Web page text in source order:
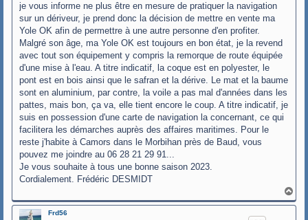
je vous informe ne plus être en mesure de pratiquer la navigation
sur un dériveur, je prend donc la décision de mettre en vente ma
Yole OK afin de permettre à une autre personne d'en profiter.
Malgré son âge, ma Yole OK est toujours en bon état, je la revend
avec tout son équipement y compris la remorque de route équipée
d'une mise à l'eau. A titre indicatif, la coque est en polyester, le
pont est en bois ainsi que le safran et la dérive. Le mat et la baume
sont en aluminium, par contre, la voile a pas mal d'années dans les
pattes, mais bon, ça va, elle tient encore le coup. A titre indicatif, je
suis en possession d'une carte de navigation la concernant, ce qui
facilitera les démarches auprès des affaires maritimes. Pour le
reste j'habite à Camors dans le Morbihan près de Baud, vous
pouvez me joindre au 06 28 21 29 91...
Je vous souhaite à tous une bonne saison 2023.
Cordialement. Frédéric DESMIDT
a
u
Frd56